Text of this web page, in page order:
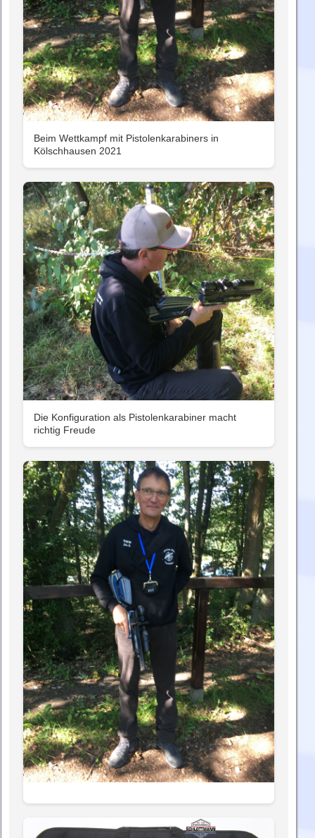
Beim Wettkampf mit Pistolenkarabiners in
Kölschhausen 2021
Die Konfiguration als Pistolenkarabiner macht
richtig Freude